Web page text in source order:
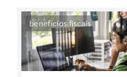
benefícios fiscais